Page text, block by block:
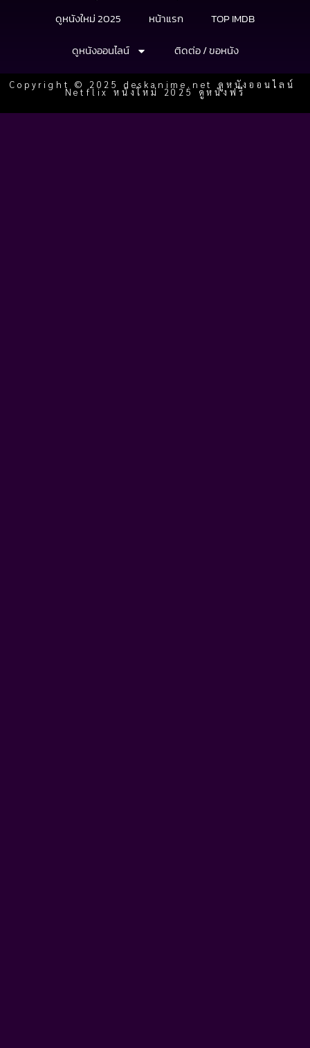
ดูหนังใหม่ 2025 หน้าแรก
TOP IMDB
ดูหนังออนไลน์
ติดต่อ / ขอหนัง
Copyright © 2025 deskanime.net ดูหนังออนไลน์
Netflix หนังใหม่ 2025 ดูหนังฟรี